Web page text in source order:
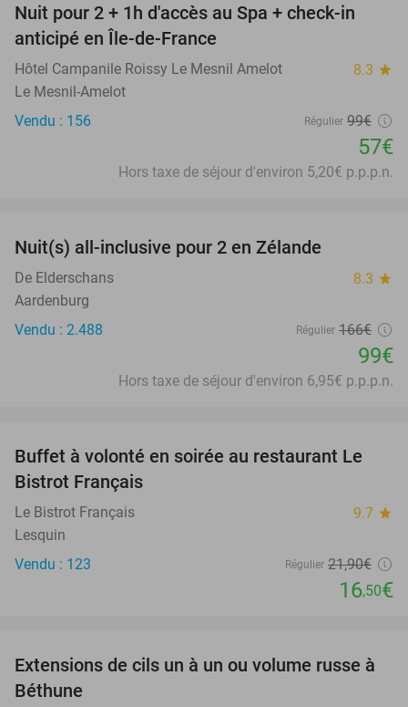
42%
Nuit pour 2 + 1h d'accès au Spa + check-in
anticipé en Île-de-France
Hôtel Campanile Roissy Le Mesnil Amelot 8.3 star
Le Mesnil-Amelot
Vendu : 156
Régulier 99€
57€
Hors taxe de séjour d'environ 5,20€ p.p.p.n.
Nuit(s) all-inclusive pour 2 en Zélande
De Elderschans 8.3 star
Aardenburg
Vendu : 2.488
Régulier 166€
99€
Hors taxe de séjour d'environ 6,95€ p.p.p.n.
25%
Buffet à volonté en soirée au restaurant Le
Bistrot Français
Le Bistrot Français 9.7 star
Lesquin
Vendu : 123
Régulier 21,90€
16,50€
42%
Extensions de cils un à un ou volume russe à
Béthune